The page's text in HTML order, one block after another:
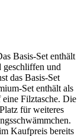
Basis-Set enthält
und
das Basis-Set
Set enthält als
Filztasche. Die
für weiteres
Kaufpreis bereits